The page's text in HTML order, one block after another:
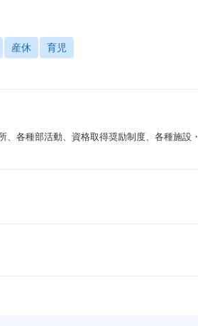
産休 育児
各種部活動、資格取得奨励制度、各種施設・